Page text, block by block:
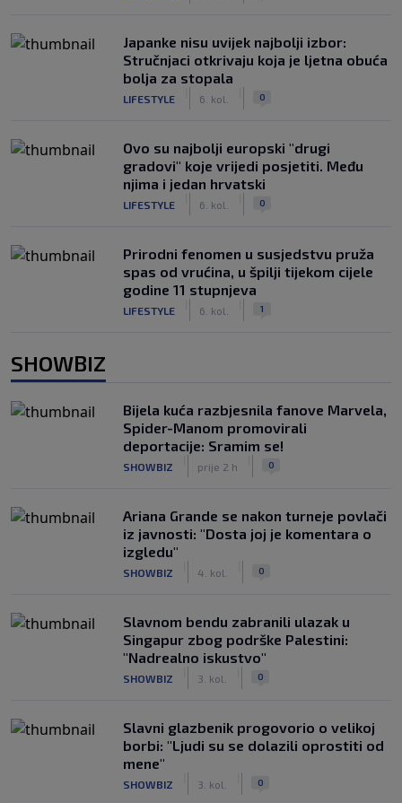
Japanke nisu uvijek najbolji izbor:
Stručnjaci otkrivaju koja je ljetna obuća
bolja za stopala
LIFESTYLE 6. kol. 0
Ovo su najbolji europski "drugi
gradovi" koje vrijedi posjetiti. Među
njima i jedan hrvatski
LIFESTYLE 6. kol. 0
Prirodni fenomen u susjedstvu pruža
spas od vrućina, u špilji tijekom cijele
godine 11 stupnjeva
LIFESTYLE 6. kol. 1
SHOWBIZ
Bijela kuća razbjesnila fanove Marvela,
Spider-Manom promovirali
deportacije: Sramim se!
SHOWBIZ prije 2 h 0
Ariana Grande se nakon turneje povlači
iz javnosti: "Dosta joj je komentara o
izgledu"
SHOWBIZ 4. kol. 0
Slavnom bendu zabranili ulazak u
Singapur zbog podrške Palestini:
"Nadrealno iskustvo"
SHOWBIZ 3. kol. 0
Slavni glazbenik progovorio o velikoj
borbi: "Ljudi su se dolazili oprostiti od
mene"
SHOWBIZ 3. kol. 0